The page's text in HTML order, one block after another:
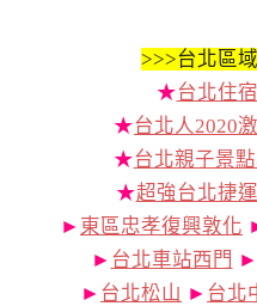
>>>台北區
★台北住
★台北人2020
★台北親子景
★超強台北捷
► 東區忠孝復興敦化
► 台北車站西門 ►
► 台北松山 ► 台北